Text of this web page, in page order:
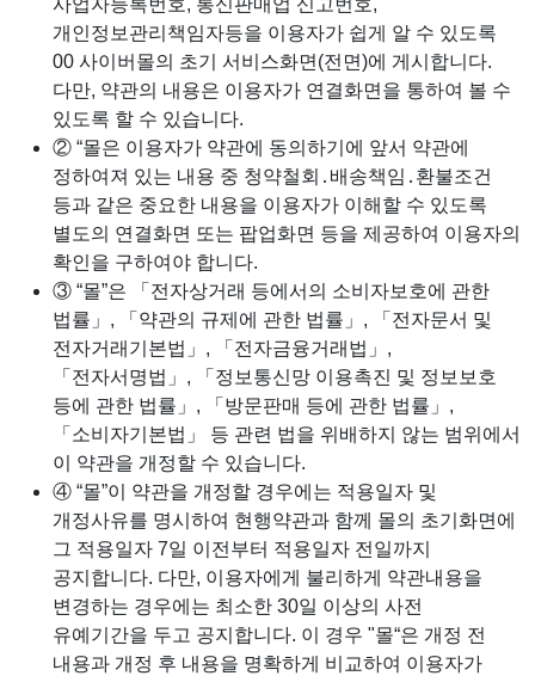
사업자등록번호, 통신판매업 신고번호,
개인정보관리책임자등을 이용자가 쉽게 알 수 있도록
00 사이버몰의 초기 서비스화면(전면)에 게시합니다.
다만, 약관의 내용은 이용자가 연결화면을 통하여 볼 수
있도록 할 수 있습니다.
② “몰은 이용자가 약관에 동의하기에 앞서 약관에
정하여져 있는 내용 중 청약철회․배송책임․환불조건
등과 같은 중요한 내용을 이용자가 이해할 수 있도록
별도의 연결화면 또는 팝업화면 등을 제공하여 이용자의
확인을 구하여야 합니다.
③ “몰”은 「전자상거래 등에서의 소비자보호에 관한
법률」, 「약관의 규제에 관한 법률」, 「전자문서 및
전자거래기본법」, 「전자금융거래법」,
「전자서명법」, 「정보통신망 이용촉진 및 정보보호
등에 관한 법률」, 「방문판매 등에 관한 법률」,
「소비자기본법」 등 관련 법을 위배하지 않는 범위에서
이 약관을 개정할 수 있습니다.
④ “몰”이 약관을 개정할 경우에는 적용일자 및
개정사유를 명시하여 현행약관과 함께 몰의 초기화면에
그 적용일자 7일 이전부터 적용일자 전일까지
공지합니다. 다만, 이용자에게 불리하게 약관내용을
변경하는 경우에는 최소한 30일 이상의 사전
유예기간을 두고 공지합니다. 이 경우 "몰“은 개정 전
내용과 개정 후 내용을 명확하게 비교하여 이용자가